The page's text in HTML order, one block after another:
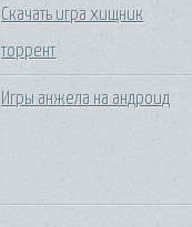
Скачать игра хищник
торрент
Игры анжела на андроид